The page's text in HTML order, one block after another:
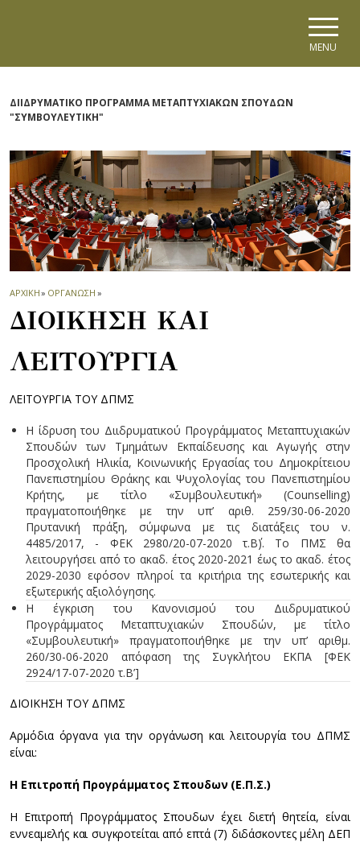
MENU
ΔΙΙΔΡΥΜΑΤΙΚΟ ΠΡΟΓΡΑΜΜΑ ΜΕΤΑΠΤΥΧΙΑΚΩΝ ΣΠΟΥΔΩΝ
"ΣΥΜΒΟΥΛΕΥΤΙΚΗ"
ΑΡΧΙΚΗ» ΟΡΓΑΝΩΣΗ »
ΔΙΟΙΚΗΣΗ ΚΑΙ
ΛΕΙΤΟΥΡΓΙΑ
ΛΕΙΤΟΥΡΓΙΑ ΤΟΥ ΔΠΜΣ
Η ίδρυση του Διιδρυματικού Προγράμματος Μεταπτυχιακών
Σπουδών των Τμημάτων Εκπαίδευσης και Αγωγής στην
Προσχολική Ηλικία, Κοινωνικής Εργασίας του Δημοκρίτειου
Πανεπιστημίου Θράκης και Ψυχολογίας του Πανεπιστημίου
Κρήτης, με τίτλο «Συμβουλευτική» (Counselling)
πραγματοποιήθηκε με την υπ’ αριθ. 259/30-06-2020
Πρυτανική πράξη, σύμφωνα με τις διατάξεις του ν.
4485/2017, - ΦΕΚ 2980/20-07-2020 τ.Β΄). Το ΠΜΣ θα
λειτουργήσει από το ακαδ. έτος 2020-2021 έως το ακαδ. έτος
2029-2030 εφόσον πληροί τα κριτήρια της εσωτερικής και
εξωτερικής αξιολόγησης.
Η έγκριση του Κανονισμού του Διιδρυματικού
Προγράμματος Μεταπτυχιακών Σπουδών, με τίτλο
«Συμβουλευτική» πραγματοποιήθηκε με την υπ’ αριθμ.
260/30-06-2020 απόφαση της Συγκλήτου ΕΚΠΑ [ΦΕΚ
2924/17-07-2020 τ.Β’]
ΔΙΟΙΚΗΣΗ ΤΟΥ ΔΠΜΣ
Αρμόδια όργανα για την οργάνωση και λειτουργία του ΔΠΜΣ
είναι:
Η Επιτροπή Προγράμματος Σπουδων (Ε.Π.Σ.)
Η Επιτροπή Προγράμματος Σπουδων έχει διετή θητεία, είναι
εννεαμελής και συγκροτείται από επτά (7) διδάσκοντες μέλη ΔΕΠ